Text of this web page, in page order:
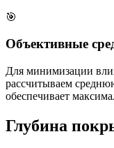
🎯
Объективные
Для минимизации
рассчитываем
обеспечивает
Глубина